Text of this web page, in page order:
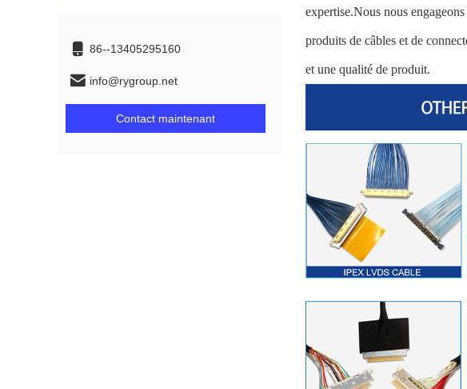
86--13405295160
info@rygroup.net
Contact maintenant
expertise.Nous nous
produits de câbles et de
et une qualité de produit.